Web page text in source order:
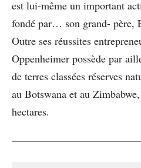
est lui-même un important
fondé par… son grand- père,
Outre ses réussites
Oppenheimer possède par
de terres classées réserves
au Botswana et au
hectares.